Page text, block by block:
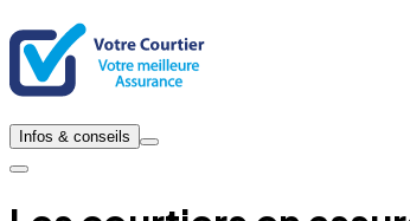
Infos & conseils